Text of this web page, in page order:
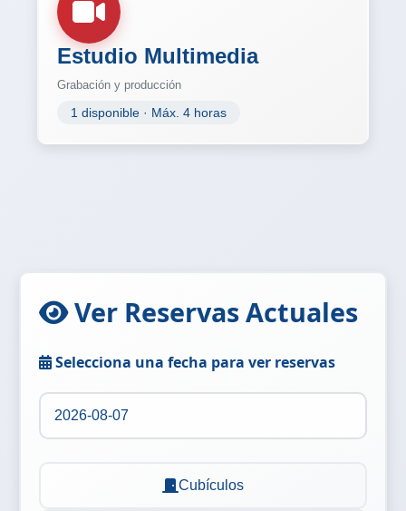
Estudio Multimedia
Grabación y producción
1 disponible · Máx. 4 horas
Ver Reservas Actuales
Selecciona una fecha para ver reservas
Cubículos